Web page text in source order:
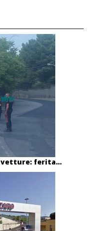
vetture: ferita...